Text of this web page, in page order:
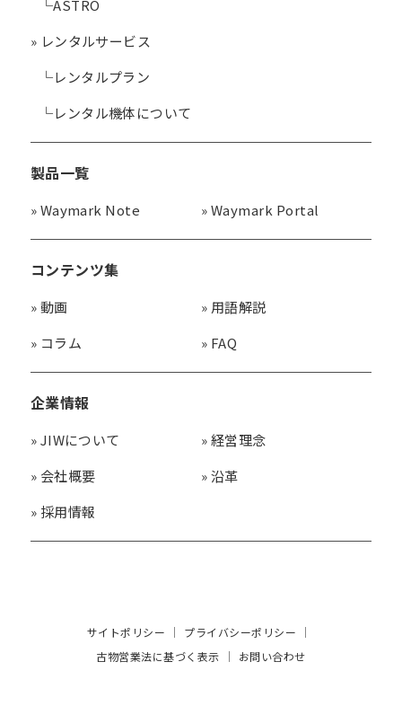
└ASTRO
» レンタルサービス
└レンタルプラン
└レンタル機体について
製品一覧
»Waymark Note »Waymark Portal
コンテンツ集
»動画 » 用語解説
» コラム » FAQ
企業情報
»JIWについて »経営理念
» 会社概要 »沿革
» 採用情報
サイトポリシー
プライバシーポリシー
古物営業法に基づく表示
お問い合わせ